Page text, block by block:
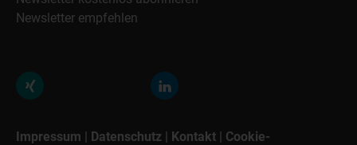
Newsletter empfehlen
Impressum | Datenschutz | Kontakt | Cookie-